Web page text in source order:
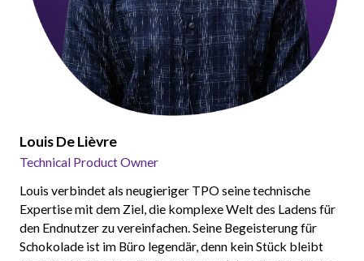
Louis De Lièvre
Technical Product Owner
Louis verbindet als neugieriger TPO seine technische
Expertise mit dem Ziel, die komplexe Welt des Ladens für
den Endnutzer zu vereinfachen. Seine Begeisterung für
Schokolade ist im Büro legendär, denn kein Stück bleibt